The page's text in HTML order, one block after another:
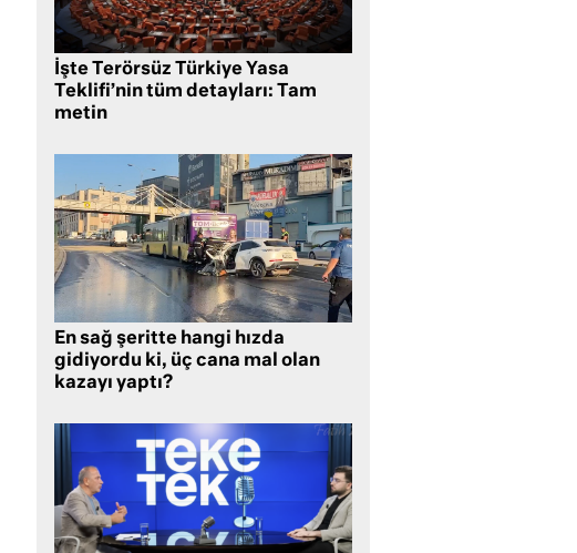
İşte Terörsüz Türkiye Yasa
Teklifi’nin tüm detayları: Tam
metin
En sağ şeritte hangi hızda
gidiyordu ki, üç cana mal olan
kazayı yaptı?